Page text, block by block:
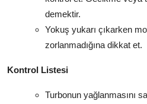
demektir.
Yokuş yukarı çıkarken
zorlanmadığına dikkat et.
Kontrol Listesi
Turbonun yağlanmasını